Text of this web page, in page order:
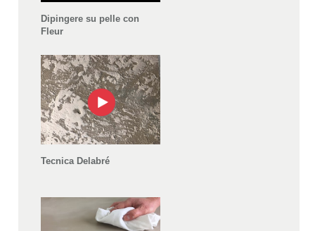
Dipingere su pelle con
Fleur
Tecnica Delabré